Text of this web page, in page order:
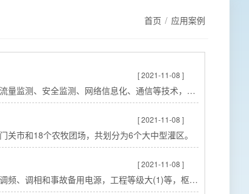
首页 / 应用案例
[ 2021-11-08 ]
量监测、安全监测、网络信息化、通信等技术，并
[ 2021-11-08 ]
市和18个农牧团场，共划分为6个大中型灌区。
[ 2021-11-08 ]
频、调相和事故备用电源，工程等级大(1)等，枢纽
游水位差达481米，总装机容量80万千瓦。